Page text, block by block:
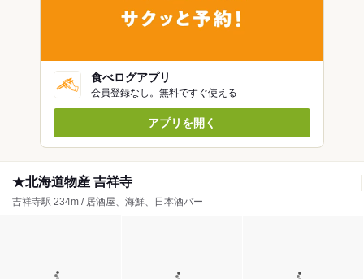
食べログアプリ
会員登録なし。無料ですぐ使える
アプリを開く
★北海道物産 吉祥寺
吉祥寺駅 234m / 居酒屋、海鮮、日本酒バー